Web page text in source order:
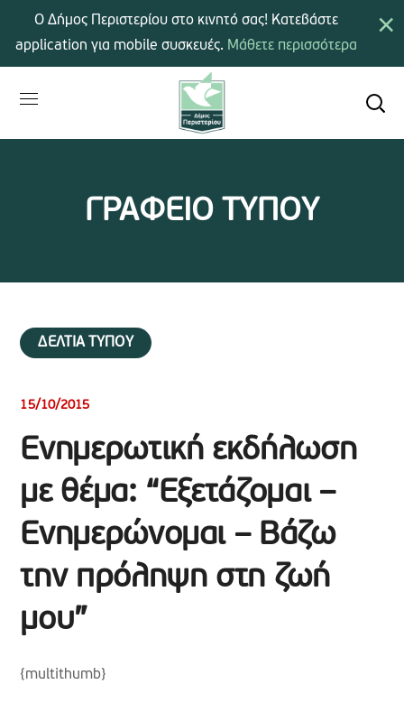
ΓΡΑΦΕΙΟ ΤΥΠΟΥ
ΔΕΛΤΙΑ ΤΥΠΟΥ
15/10/2015
Ενημερωτική εκδήλωση
με θέμα: “Εξετάζομαι –
Ενημερώνομαι – Βάζω
την πρόληψη στη ζωή
μου”
{multithumb}
×
Ο Δήμος Περιστερίου στο κινητό σας! Κατεβάστε
application για mobile συσκευές. Μάθετε περισσότερα